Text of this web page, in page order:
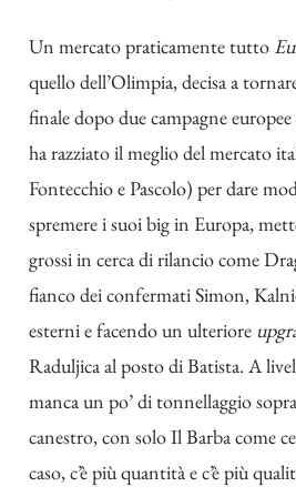
Un mercato praticamente tutto
quello dell’Olimpia, decisa a
finale dopo due campagne
ha razziato il meglio del mercato
Fontecchio e Pascolo) per dare
spremere i suoi big in Europa,
grossi in cerca di rilancio come
fianco dei confermati Simon,
esterni e facendo un ulteriore
Raduljica al posto di Batista. A
manca un po’ di tonnellaggio
canestro, con solo Il Barba come
caso, c’è più quantità e c’è più